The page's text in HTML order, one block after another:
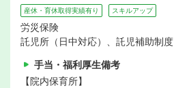
産休・育休取得実績有り スキルアップ
労災保険
託児所（日中対応）、託児補助制度
手当・福利厚生備考
【院内保育所】